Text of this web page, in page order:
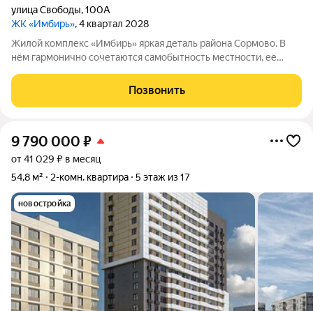
улица Свободы,100А
ЖК «Имбирь», 4 квартал 2028
Жилой комплекс «Имбирь» яркая деталь района Сормово. В
нём гармонично сочетаются самобытность местности, её
необходимое находится в шаговой доступности: транспортная
развязка, магазины, образовательные
Позвонить
9 790 000 ₽
от 41 029 ₽ в месяц
54,8 м²
2-комн. квартира 5 этаж из 17
новостройка